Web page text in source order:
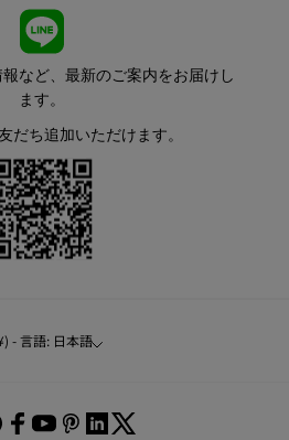
など、最新のご案内をお届けし
ます。
だち追加いただけます。
- 言語: 日本語